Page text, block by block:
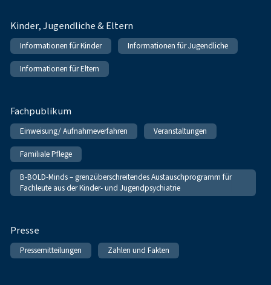
Kinder, Jugendliche & Eltern
Informationen für Kinder Informationen für Jugendliche
Informationen für Eltern
Fachpublikum
Einweisung/ Aufnahmeverfahren Veranstaltungen
Familiale Pflege
B-BOLD-Minds – grenzüberschreitendes Austauschprogramm für
Fachleute aus der Kinder- und Jugendpsychiatrie
Presse
Pressemitteilungen Zahlen und Fakten